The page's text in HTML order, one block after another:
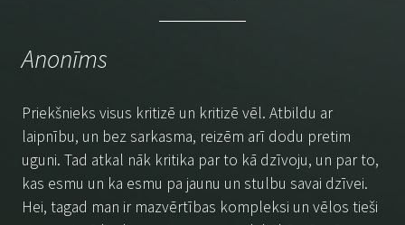
Anonīms
Priekšnieks visus kritizē un kritizē vēl. Atbildu ar
laipnību, un bez sarkasma, reizēm arī dodu pretim
uguni. Tad atkal nāk kritika par to kā dzīvoju, un par to,
kas esmu un ka esmu pa jaunu un stulbu savai dzīvei.
Hei, tagad man ir mazvērtības kompleksi un vēlos tieši